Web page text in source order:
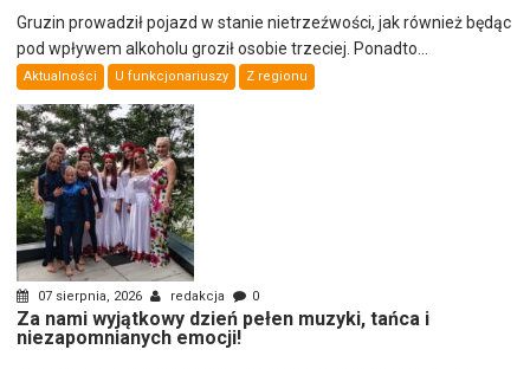
Gruzin prowadził pojazd w stanie nietrzeźwości, jak również będąc
pod wpływem alkoholu groził osobie trzeciej. Ponadto...
Aktualności U funkcjonariuszy Z regionu
07 sierpnia, 2026 redakcja 0
Za nami wyjątkowy dzień pełen muzyki, tańca i
niezapomnianych emocji!